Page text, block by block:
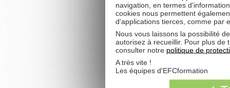
navigation, en termes
cookies nous permettent
d'applications tierces, comme par
Nous vous laissons la possibilité
autorisez à recueillir. Pour plus de
consulter notre politique de
A très vite !
Les équipes d'EFCformation